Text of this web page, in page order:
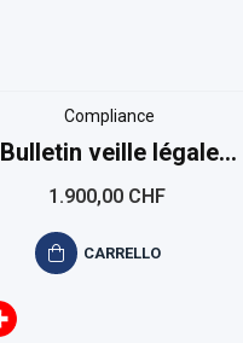
Compliance
Bulletin veille légale
EASYCOMPLIANCE
1.900,00 CHF
CARRELLO